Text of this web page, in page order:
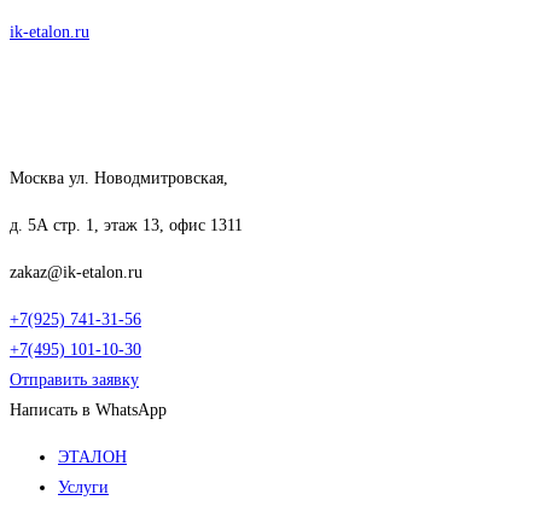
Перейти
ik-etalon.ru
Москва ул. Новодмитровская,
д. 5А стр. 1, этаж 13, офис 1311
zakaz@ik-etalon.ru
+7(925) 741-31-56
+7(495) 101-10-30
Отправить заявку
Написать в WhatsApp
Меню
ЭТАЛОН
Услуги